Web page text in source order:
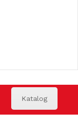
Katalog